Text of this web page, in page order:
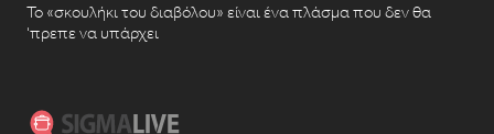
Το «σκουλήκι του διαβόλου» είναι ένα πλάσμα που δεν θα
‘πρεπε να υπάρχει